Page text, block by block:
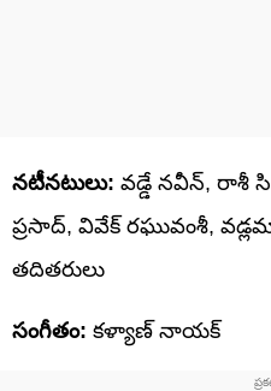
నటీనటులు: వడ్డే నవీన్, రాశీ
ప్రసాద్‌, వివేక్ రఘువంశీ,
తదితరులు
సంగీతం: కళ్యాణ్ నాయక్